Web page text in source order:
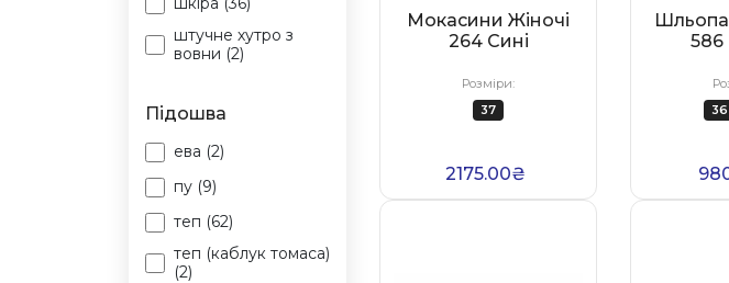
40 (25)
42 (2)
43 (1)
44 (4)
45 (4)
штучне хутро з
вовни (2)
Підошва
ева (2)
пу (9)
теп (62)
теп (каблук томаса)
(2)
Мокасини Жіночі
264 Сині
Розміри:
37
2175.00₴
586
36